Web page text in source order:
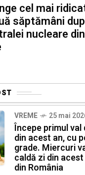
cel mai
săptămâni
nucleare
VREME 25 mai
Începe primul val
din acest an, cu
grade. Miercuri
caldă zi din
din România